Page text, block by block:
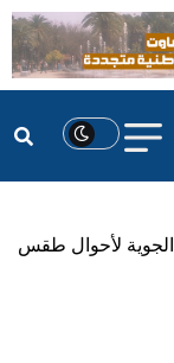
لأحوال طقس